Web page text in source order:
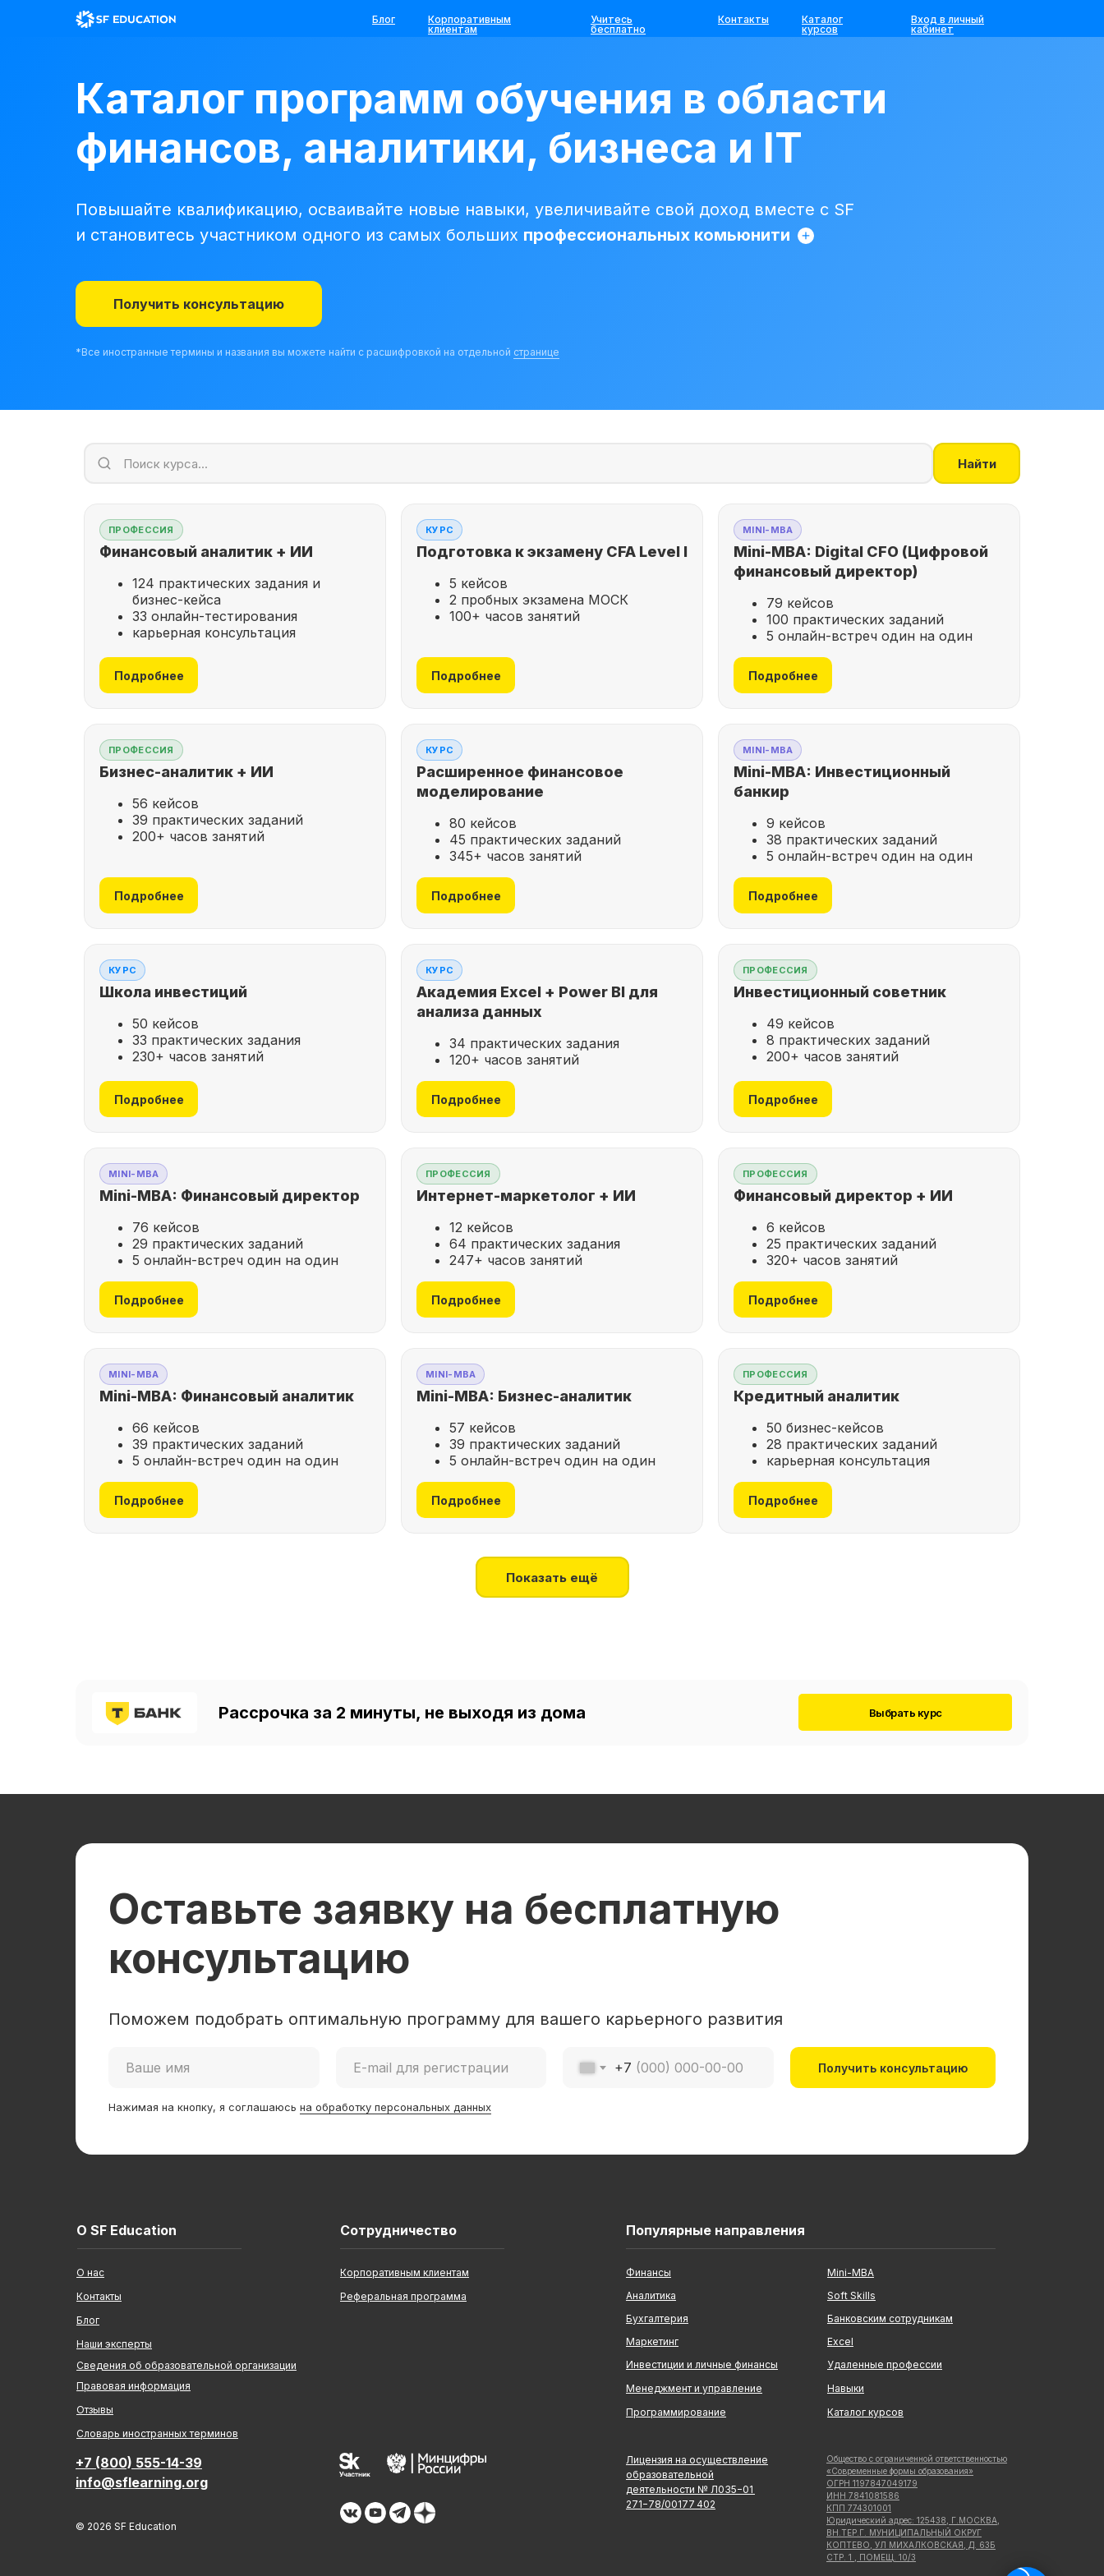
Блог
Каталог
курсов
Вход в личный
кабинет
Контакты
Корпоративным
клиентам
Учитесь
бесплатно
Каталог программ обучения в области
финансов, аналитики, бизнеса и IT
*Все иностранные термины и названия вы можете найти с расшифровкой на отдельной странице
Получить консультацию
Повышайте квалификацию, осваивайте новые навыки, увеличивайте свой доход вместе с SF
и становитесь участником одного из самых больших профессиональных комьюнити
Найти
ПРОФЕССИЯ
Финансовый аналитик + ИИ
124 практических задания и
бизнес-кейса
33 онлайн-тестирования
карьерная консультация
Подробнее
КУРС
Подготовка к экзамену CFA Level I
5 кейсов
2 пробных экзамена МОСК
100+ часов занятий
Подробнее
MINI-MBA
Mini-MBA: Digital CFO (Цифровой
финансовый директор)
79 кейсов
100 практических заданий
5 онлайн-встреч один на один
Подробнее
ПРОФЕССИЯ
Бизнес-аналитик + ИИ
56 кейсов
39 практических заданий
200+ часов занятий
Подробнее
КУРС
Расширенное финансовое
моделирование
80 кейсов
45 практических заданий
345+ часов занятий
Подробнее
MINI-MBA
Mini-MBA: Инвестиционный
банкир
9 кейсов
38 практических заданий
5 онлайн-встреч один на один
Подробнее
КУРС
Школа инвестиций
50 кейсов
33 практических задания
230+ часов занятий
Подробнее
КУРС
Академия Excel + Power BI для
анализа данных
34 практических задания
120+ часов занятий
Подробнее
ПРОФЕССИЯ
Инвестиционный советник
49 кейсов
8 практических заданий
200+ часов занятий
Подробнее
MINI-MBA
Mini-MBA: Финансовый директор
76 кейсов
29 практических заданий
5 онлайн-встреч один на один
Подробнее
ПРОФЕССИЯ
Интернет-маркетолог + ИИ
12 кейсов
64 практических задания
247+ часов занятий
Подробнее
ПРОФЕССИЯ
Финансовый директор + ИИ
6 кейсов
25 практических заданий
320+ часов занятий
Подробнее
MINI-MBA
Mini-MBA: Финансовый аналитик
66 кейсов
39 практических заданий
5 онлайн-встреч один на один
Подробнее
MINI-MBA
Mini-MBA: Бизнес-аналитик
57 кейсов
39 практических заданий
5 онлайн-встреч один на один
Подробнее
ПРОФЕССИЯ
Кредитный аналитик
50 бизнес-кейсов
28 практических заданий
карьерная консультация
Подробнее
Показать ещё
Рассрочка за 2 минуты, не выходя из дома Выбрать курс
Поможем подобрать оптимальную программу для вашего карьерного развития
Оставьте заявку на бесплатную
консультацию
+7 Получить консультацию
Нажимая на кнопку, я соглашаюсь на обработку персональных данных
О SF Education Сотрудничество
Реферальная программа
Наши эксперты
Правовая информация
Корпоративным клиентам
Контакты
Блог
© 2026 SF Education
Сведения об образовательной организации
+7 (800) 555-14-39
info@sflearning.org
О нас
Лицензия на осуществление
образовательной
деятельности № Л035−01
271−78/00177 402
Общество с ограниченной ответственностью
«Современные формы образования»
ОГРН 1197847049179
ИНН 7841081586
КПП 774301001
Юридический адрес: 125438, Г.МОСКВА,
ВН.ТЕР.Г. МУНИЦИПАЛЬНЫЙ ОКРУГ
КОПТЕВО, УЛ МИХАЛКОВСКАЯ, Д. 63Б
СТР. 1 , ПОМЕЩ. 10/3
Отзывы
Cловарь иностранных терминов
Популярные направления
Маркетинг
Инвестиции и личные финансы
Менеджмент и управление
Программирование
Аналитика
Бухгалтерия
Финансы Mini-MBA
Банковским сотрудникам
Soft Skills
Каталог курсов
Навыки
Удаленные профессии
Excel